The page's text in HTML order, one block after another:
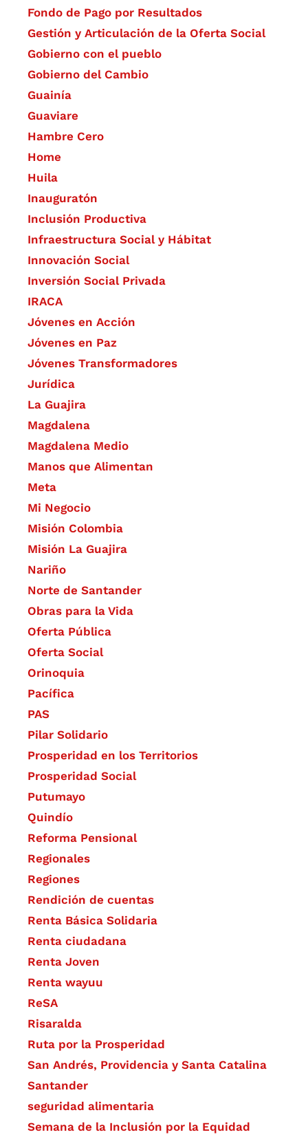
Fondo de Pago por Resultados
Gestión y Articulación de la Oferta Social
Gobierno con el pueblo
Gobierno del Cambio
Guainía
Guaviare
Hambre Cero
Home
Huila
Inauguratón
Inclusión Productiva
Infraestructura Social y Hábitat
​Innovación Social
Inversión Social Privada
IRACA
Jóvenes en Acción
Jóvenes en Paz
Jóvenes Transformadores
Jurídica
La Guajira
Magdalena
Magdalena Medio
Manos que Alimentan
Meta
Mi Negocio
Misión Colombia
Misión La Guajira
Nariño
Norte de Santander
Obras para la Vida
Oferta Pública
Oferta Social​​
Orinoquia
Pacífica
PAS
Pilar Solidario
Prosperidad en los Territorios
Prosperidad Social
Putumayo
Quindío
Reforma Pensional
Regionales
Regiones
Rendición de cuentas
Renta Básica Solidaria
Renta ciudadana
Renta Joven
Renta wayuu
ReSA
Risaralda
Ruta por la Prosperidad
San Andrés, Providencia y Santa Catalina
Santander
seguridad alimentaria
Semana de la Inclusión por la Equidad